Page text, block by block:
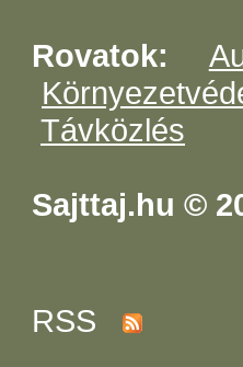
Rovatok:
Távközlés
Sajttaj.hu ©
RSS